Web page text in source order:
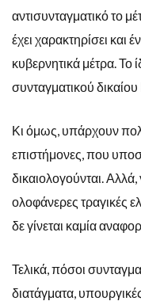
αντισυνταγματικό το
έχει χαρακτηρίσει
κυβερνητικά μέτρα. Το
συνταγματικού
Κι όμως, υπάρχουν
επιστήμονες, που
δικαιολογούνται. Αλλά,
ολοφάνερες τραγικές
δε γίνεται καμία
Τελικά, πόσοι
διατάγματα,